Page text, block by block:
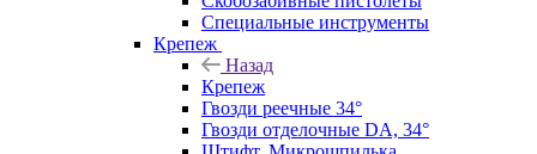
Специальные инструменты
Крепеж
Назад
Крепеж
Гвозди реечные 34°
Гвозди отделочные DA, 34°